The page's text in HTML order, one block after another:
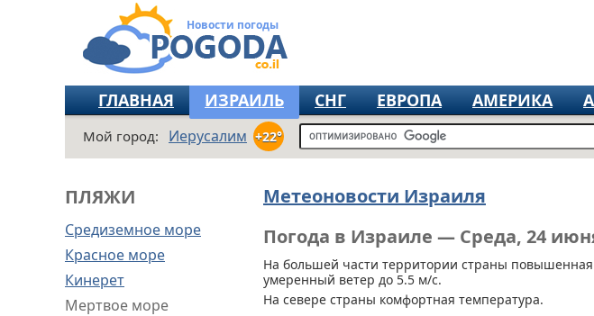
Новости погоды
ГЛАВНАЯ ИЗРАИЛЬ СНГ ЕВРОПА АМЕРИКА
Мой город: Иерусалим +22°
ПЛЯЖИ
Средиземное море
Красное море
Кинерет
Мертвое море
Метеоновости Израиля
Погода в Израиле — Среда, 24
На большей части территории страны повышенная
умеренный ветер до 5.5 м/с.
На севере страны комфортная температура.